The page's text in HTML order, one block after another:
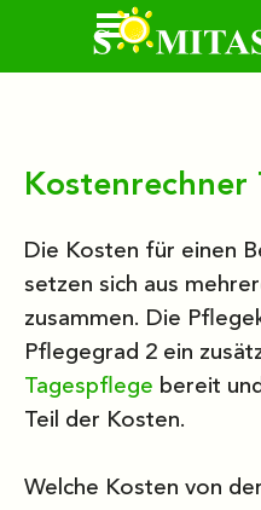
Direkt zum Seiteninhalt
Menü
Kostenrechner
Die Kosten für einen
setzen sich aus
zusammen. Die
Pflegegrad 2 ein
Tagespflege bereit
Teil der Kosten.
Welche Kosten von